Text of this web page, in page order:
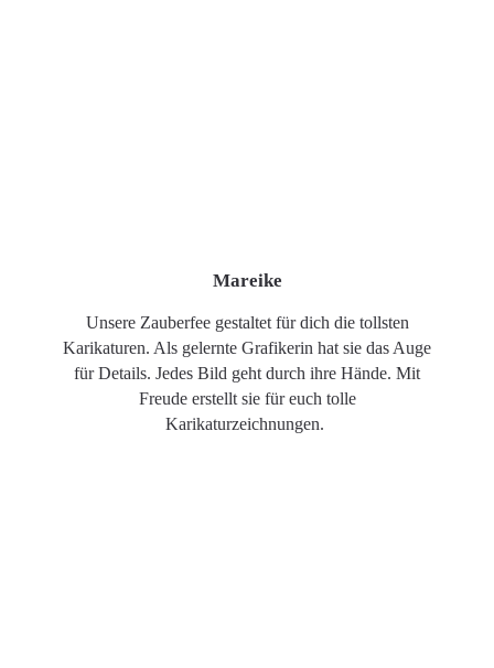
Mareike
Unsere Zauberfee gestaltet für dich die tollsten
Karikaturen. Als gelernte Grafikerin hat sie das Auge
für Details. Jedes Bild geht durch ihre Hände. Mit
Freude erstellt sie für euch tolle
Karikaturzeichnungen.